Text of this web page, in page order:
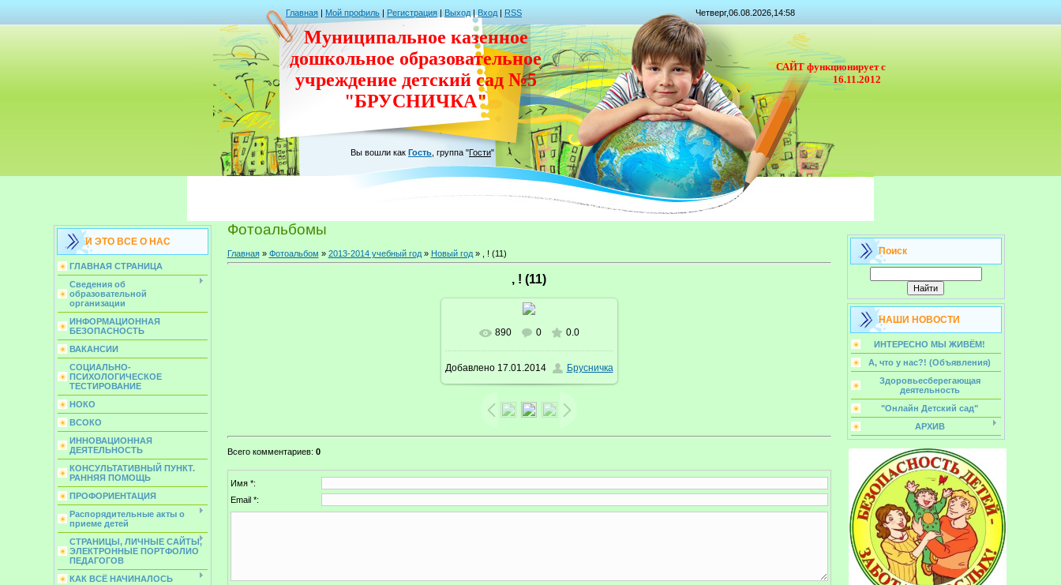
Главная | Мой профиль | Регистрация | Выход | Вход | RSS Четверг,06.08.2026,14:58
Муниципальное казенное
дошкольное образовательное
учреждение детский сад №5
"БРУСНИЧКА"
САЙТ функционирует с
16.11.2012
Вы вошли как Гость группа "Гости"
И ЭТО ВСЕ О НАС
ГЛАВНАЯ СТРАНИЦА
Сведения об
образовательной
организации
ИНФОРМАЦИОННАЯ
БЕЗОПАСНОСТЬ
ВАКАНСИИ
СОЦИАЛЬНО-
ПСИХОЛОГИЧЕСКОЕ
ТЕСТИРОВАНИЕ
НОКО
ВСОКО
ИННОВАЦИОННАЯ
ДЕЯТЕЛЬНОСТЬ
КОНСУЛЬТАТИВНЫЙ ПУНКТ.
РАННЯЯ ПОМОЩЬ
ПРОФОРИЕНТАЦИЯ
Распорядительные акты о
приеме детей
СТРАНИЦЫ, ЛИЧНЫЕ САЙТЫ,
ЭЛЕКТРОННЫЕ ПОРТФОЛИО
ПЕДАГОГОВ
КАК ВСЁ НАЧИНАЛОСЬ
Фотоальбомы
Главная» Фотоальбом » 2013-2014 учебный год» Новый год» , ! (11)
, ! (11)
890 0 0.0
Добавлено17.01.2014 Брусничка
Всего комментариев: 0
Имя *:
Email *:
Поиск
НАШИ НОВОСТИ
ИНТЕРЕСНО МЫ ЖИВЁМ!
А, что у нас?! (Объявления)
Здоровьесберегающая
деятельность
"Онлайн Детский сад"
АРХИВ